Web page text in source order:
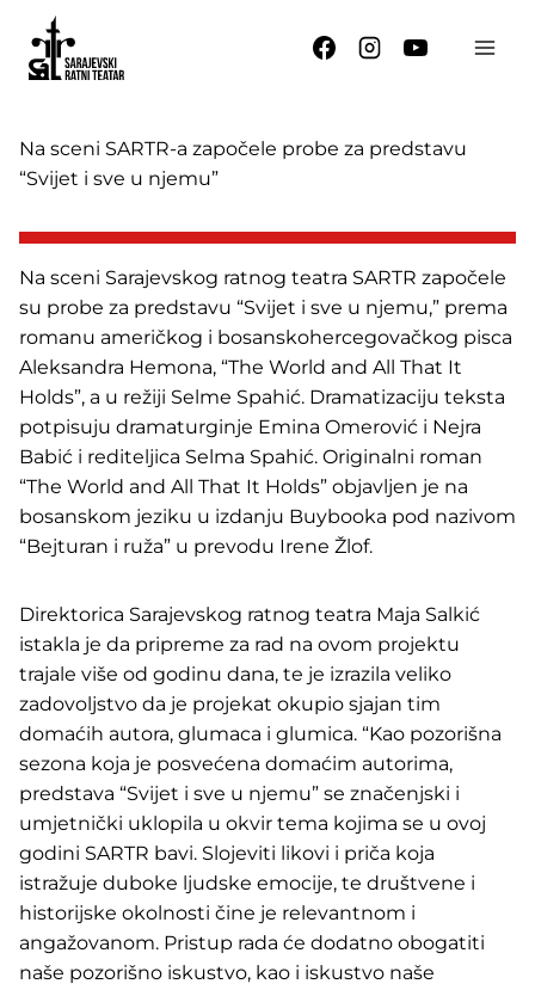
content
Na sceni SARTR-a započele probe za predstavu
“Svijet i sve u njemu”
Na sceni Sarajevskog ratnog teatra SARTR započele
su probe za predstavu “Svijet i sve u njemu,” prema
romanu američkog i bosanskohercegovačkog pisca
Aleksandra Hemona, “The World and All That It
Holds”, a u režiji Selme Spahić. Dramatizaciju teksta
potpisuju dramaturginje Emina Omerović i Nejra
Babić i rediteljica Selma Spahić. Originalni roman
“The World and All That It Holds” objavljen je na
bosanskom jeziku u izdanju Buybooka pod nazivom
“Bejturan i ruža” u prevodu Irene Žlof.
Direktorica Sarajevskog ratnog teatra Maja Salkić
istakla je da pripreme za rad na ovom projektu
trajale više od godinu dana, te je izrazila veliko
zadovoljstvo da je projekat okupio sjajan tim
domaćih autora, glumaca i glumica. “Kao pozorišna
sezona koja je posvećena domaćim autorima,
predstava “Svijet i sve u njemu” se značenjski i
umjetnički uklopila u okvir tema kojima se u ovoj
godini SARTR bavi. Slojeviti likovi i priča koja
istražuje duboke ljudske emocije, te društvene i
historijske okolnosti čine je relevantnom i
angažovanom. Pristup rada će dodatno obogatiti
naše pozorišno iskustvo, kao i iskustvo naše